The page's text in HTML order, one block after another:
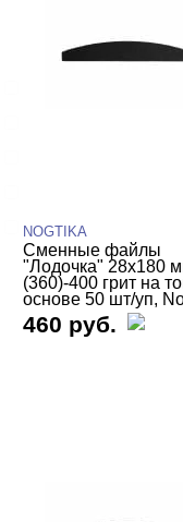
Компактные
NOGTIKA
Сменные файлы
"Лодочка" 28х180
(360)-400 грит на
основе 50 шт/уп,
460 руб.